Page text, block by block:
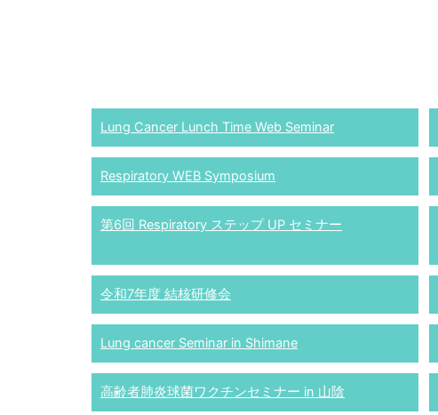
Lung Cancer Lunch Time Web Seminar
Respiratory WEB Symposium
第6回 Respiratory ステップ UP セミナー
令和7年度 結核研修会
Lung cancer Seminar in Shimane
高齢者肺炎球菌ワクチンセミナー in 山陰